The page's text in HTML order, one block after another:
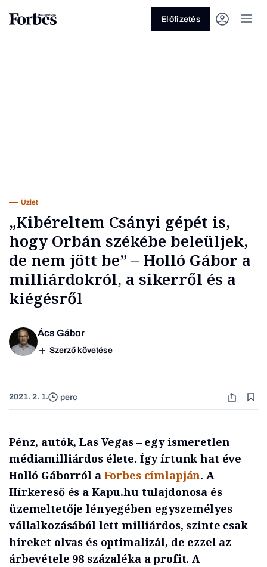
Előfizetés
Üzlet
„Kibéreltem Csányi gépét is,
hogy Orbán székébe beleüljek,
de nem jött be” – Holló Gábor a
milliárdokról, a sikerről és a
kiégésről
Ács Gábor
Szerző követése
2021. 2. 1. perc
Pénz, autók, Las Vegas – egy ismeretlen
médiamilliárdos élete. Így írtunk hat éve
Holló Gáborról a Forbes címlapján. A
Hírkereső és a Kapu.hu tulajdonosa és
üzemeltetője lényegében egyszemélyes
vállalkozásából lett milliárdos, szinte csak
híreket olvas és optimalizál, de ezzel az
árbevétele 98 százaléka a profit. A